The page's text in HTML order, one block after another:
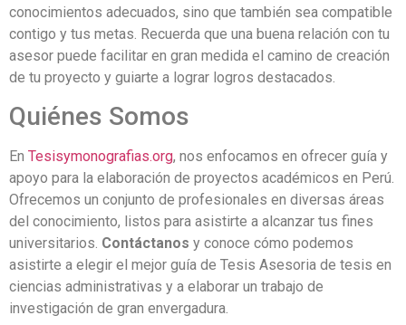
conocimientos adecuados, sino que también sea compatible
contigo y tus metas. Recuerda que una buena relación con tu
asesor puede facilitar en gran medida el camino de creación
de tu proyecto y guiarte a lograr logros destacados.
Quiénes Somos
En Tesisymonografias.org, nos enfocamos en ofrecer guía y
apoyo para la elaboración de proyectos académicos en Perú.
Ofrecemos un conjunto de profesionales en diversas áreas
del conocimiento, listos para asistirte a alcanzar tus fines
universitarios. Contáctanos y conoce cómo podemos
asistirte a elegir el mejor guía de Tesis Asesoria de tesis en
ciencias administrativas y a elaborar un trabajo de
investigación de gran envergadura.